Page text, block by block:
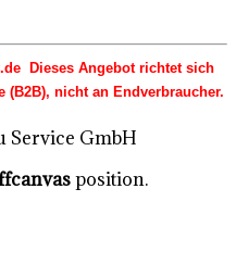
Dieses Angebot richtet sich
(B2B), nicht an Endverbraucher.
Service GmbH
position.